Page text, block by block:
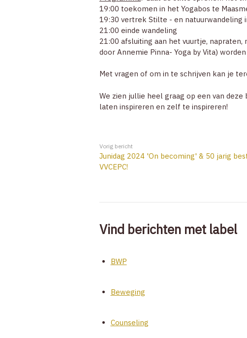
19:00 toekomen in het Yogabos te
19:30 vertrek Stilte - en natuurwandeling
21:00 einde wandeling
21:00 afsluiting aan het vuurtje,
door Annemie Pinna- Yoga by Vita)
Met vragen of om in te schrijven kan je
We zien jullie heel graag op een van
laten inspireren en zelf te inspireren!
Vorig bericht
Junidag 2024 'On becoming' & 50 jarig
VVCEPC!
Vind berichten met label
BWP
Beweging
Counseling